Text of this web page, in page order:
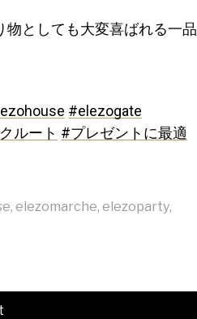
物としても大変喜ばれる一品
#elezogate
ルート #プレゼントに最適
, elezomarche, elezoparty,